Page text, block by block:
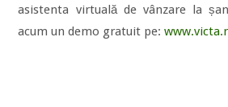
asistenta virtuală de vânzare la
acum un demo gratuit pe: